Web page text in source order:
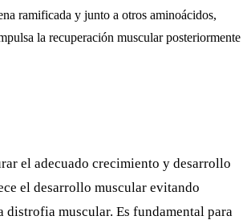
ramificada y junto a otros aminoácidos,
la recuperación muscular posteriormente
el adecuado crecimiento y desarrollo
el desarrollo muscular evitando
distrofia muscular. Es fundamental para